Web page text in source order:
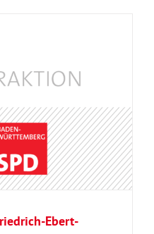
Ebert-